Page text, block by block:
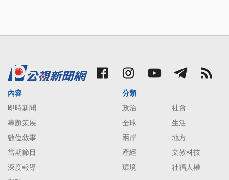
內容
即時新聞
專題策展
數位敘事
當期節目
深度報導
分類
政治
社會
全球
生活
兩岸
地方
產經
文教科技
環境
社福人權